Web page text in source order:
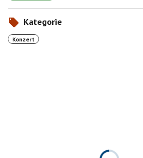
Kategorie
Konzert